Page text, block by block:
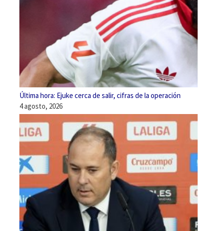
Última hora: Ejuke cerca de salir, cifras de la operación
4 agosto, 2026